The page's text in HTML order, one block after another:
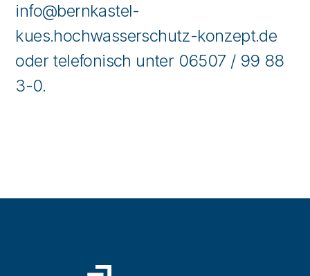
info@bernkastel-
kues.hochwasserschutz-konzept.de
oder telefonisch unter 06507 / 99 88
3-0.